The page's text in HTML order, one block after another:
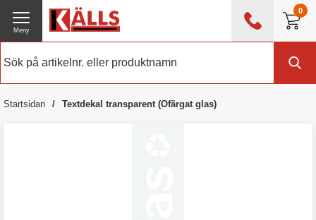
0
0476 - 214 80
Meny
Startsidan Textdekal transparent (Ofärgat glas)